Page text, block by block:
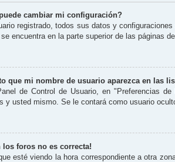
cambiar mi configuración?
registrado, todos sus datos y
encuentra en la parte superior de las páginas
que mi nombre de usuario aparezca en las
de Control de Usuario, en "Preferencias
y usted mismo. Se le contará como usuario
los foros no es correcta!
esté viendo la hora correspondiente a otra